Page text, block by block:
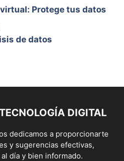
Protege tus datos
de datos
DIGITAL
dedicamos a proporcionarte
y sugerencias efectivas,
día y bien informado.